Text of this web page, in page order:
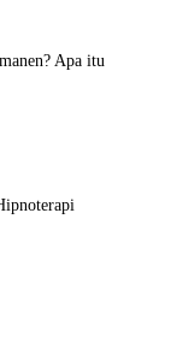
Apa itu